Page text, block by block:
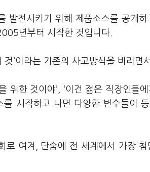
발전시키기 위해 제품소스를 공개
년부터 시작한 것입니다.
’이라는 기존의 사고방식을 버리면
위한 것이야’, ‘이건 젊은 직장인들
시작하고 나면 다양한 변수들이
로 여겨, 단숨에 전 세계에서 가장 첨